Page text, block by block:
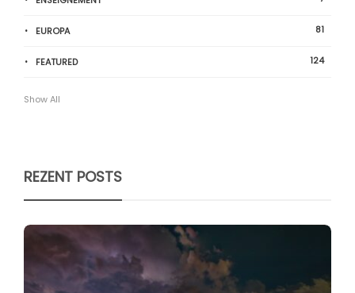
EUROPA 81
FEATURED 124
Show All
REZENT POSTS